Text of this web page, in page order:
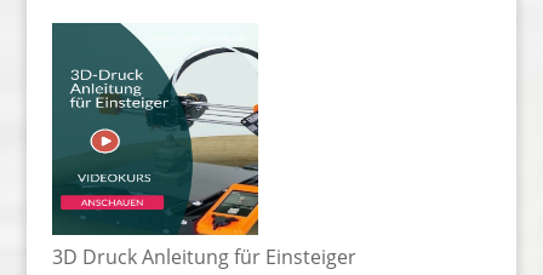
3D Druck Anleitung für Einsteiger